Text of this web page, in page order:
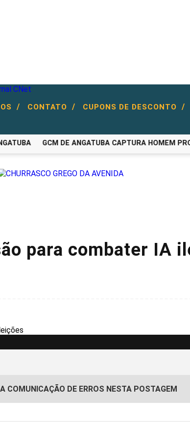
/ CONTATO / CUPONS DE DESCONTO /
GCM DE ANGATUBA CAPTURA HOMEM
para combater IA
COMUNICAÇÃO DE ERROS NESTA POSTAGEM